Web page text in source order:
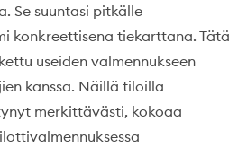
Se suuntasi pitkälle
konkreettisena tiekarttana. Tätä
useiden valmennukseen
kanssa. Näillä tiloilla
merkittävästi, kokoaa